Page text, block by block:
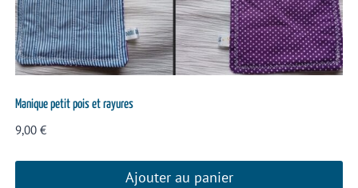
Manique petit pois et rayures
9,00€
Ajouter au panier